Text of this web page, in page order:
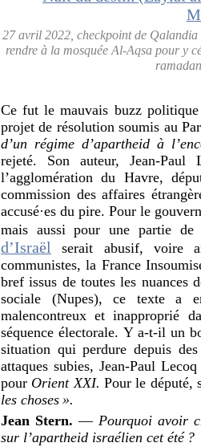
27 avril 2022, checkpoint de Qalandia
rendre à la mosquée Al-Aqsa pour y
Ce fut le mauvais buzz
projet de résolution soumis au
d’un régime d’apartheid à
rejeté. Son auteur, Jean-
l’agglomération du Havre,
commission des affaires
accusé·es du pire. Pour le
mais aussi pour une partie
d’Israël
serait abusif, voire
communistes, la France
bref issus de toutes les nuances
sociale (Nupes), ce texte a
malencontreux et inapproprié
séquence électorale. Y a-t-il un
situation qui perdure depuis des
attaques subies, Jean-Paul
pour OrientXXI. Pour le député,
les choses ».
Jean Stern. —Pourquoi avoir
sur l’apartheid israélien cet été ?